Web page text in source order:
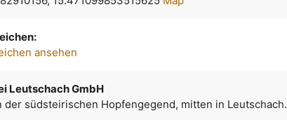
ansehen
Leutschach GmbH
der südsteirischen Hopfengegend, mitten in Leutschach.